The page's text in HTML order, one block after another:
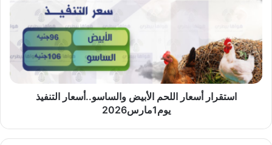
اللحم
التنفيذ
يوم1مارس2026
استقرار أسعار اللحم الأبيض والساسو..أسعار التنفيذ
يوم1مارس2026